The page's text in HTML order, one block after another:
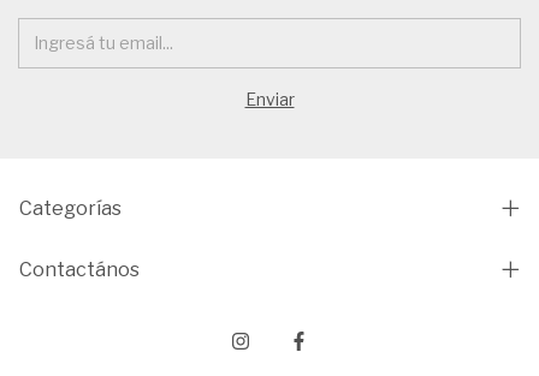
Categorías
Contactános